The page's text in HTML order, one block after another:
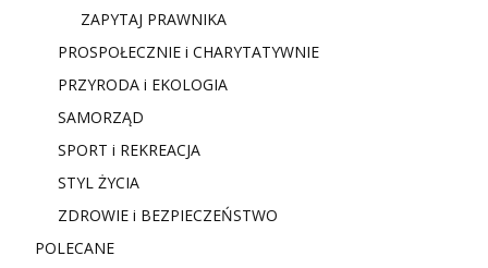
ZAPYTAJ PRAWNIKA
PROSPOŁECZNIE i CHARYTATYWNIE
PRZYRODA i EKOLOGIA
SAMORZĄD
SPORT i REKREACJA
STYL ŻYCIA
ZDROWIE i BEZPIECZEŃSTWO
POLECANE